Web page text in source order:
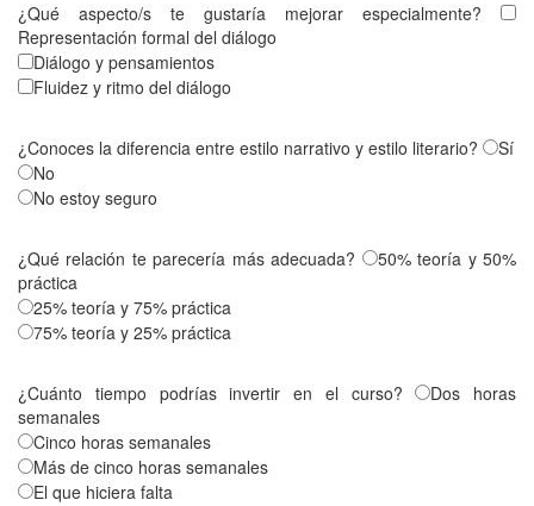
¿Qué aspecto/s te gustaría mejorar especialmente?
Representación formal del diálogo
Diálogo y pensamientos
Fluidez y ritmo del diálogo
¿Conoces la diferencia entre estilo narrativo y estilo literario?
Sí
No
No estoy seguro
¿Qué relación te parecería más adecuada?
50% teoría y 50%
práctica
25% teoría y 75% práctica
75% teoría y 25% práctica
¿Cuánto tiempo podrías invertir en el curso?
Dos horas
semanales
Cinco horas semanales
Más de cinco horas semanales
El que hiciera falta